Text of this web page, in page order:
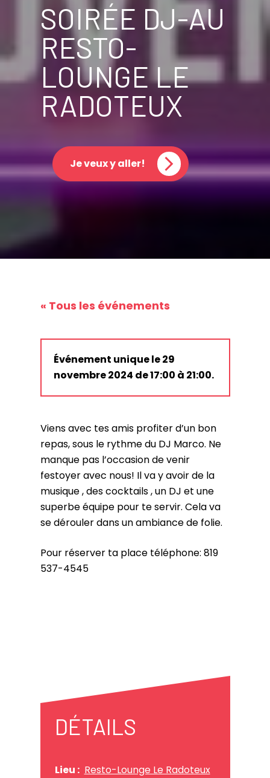
SOIRÉE DJ-AU
RESTO-
LOUNGE LE
RADOTEUX
Je veux y aller!
« Tous les événements
Événement unique le 29
novembre 2024 de 17:00 à 21:00.
Viens avec tes amis profiter d’un bon
repas, sous le rythme du DJ Marco. Ne
manque pas l’occasion de venir
festoyer avec nous! Il va y avoir de la
musique , des cocktails , un DJ et une
superbe équipe pour te servir. Cela va
se dérouler dans un ambiance de folie.
Pour réserver ta place téléphone: 819
537-4545
DÉTAILS
Lieu : Resto-Lounge Le Radoteux